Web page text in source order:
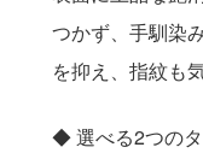
つかず、手馴染
を抑え、指紋も
◆ 選べる2つの